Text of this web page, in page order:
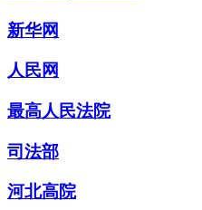
新华网
人民网
最高人民法院
司法部
河北高院